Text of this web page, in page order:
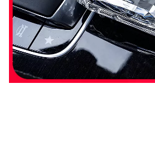
SUBARU
CHEVROLET
NISSAN
VOLKSWAGEN